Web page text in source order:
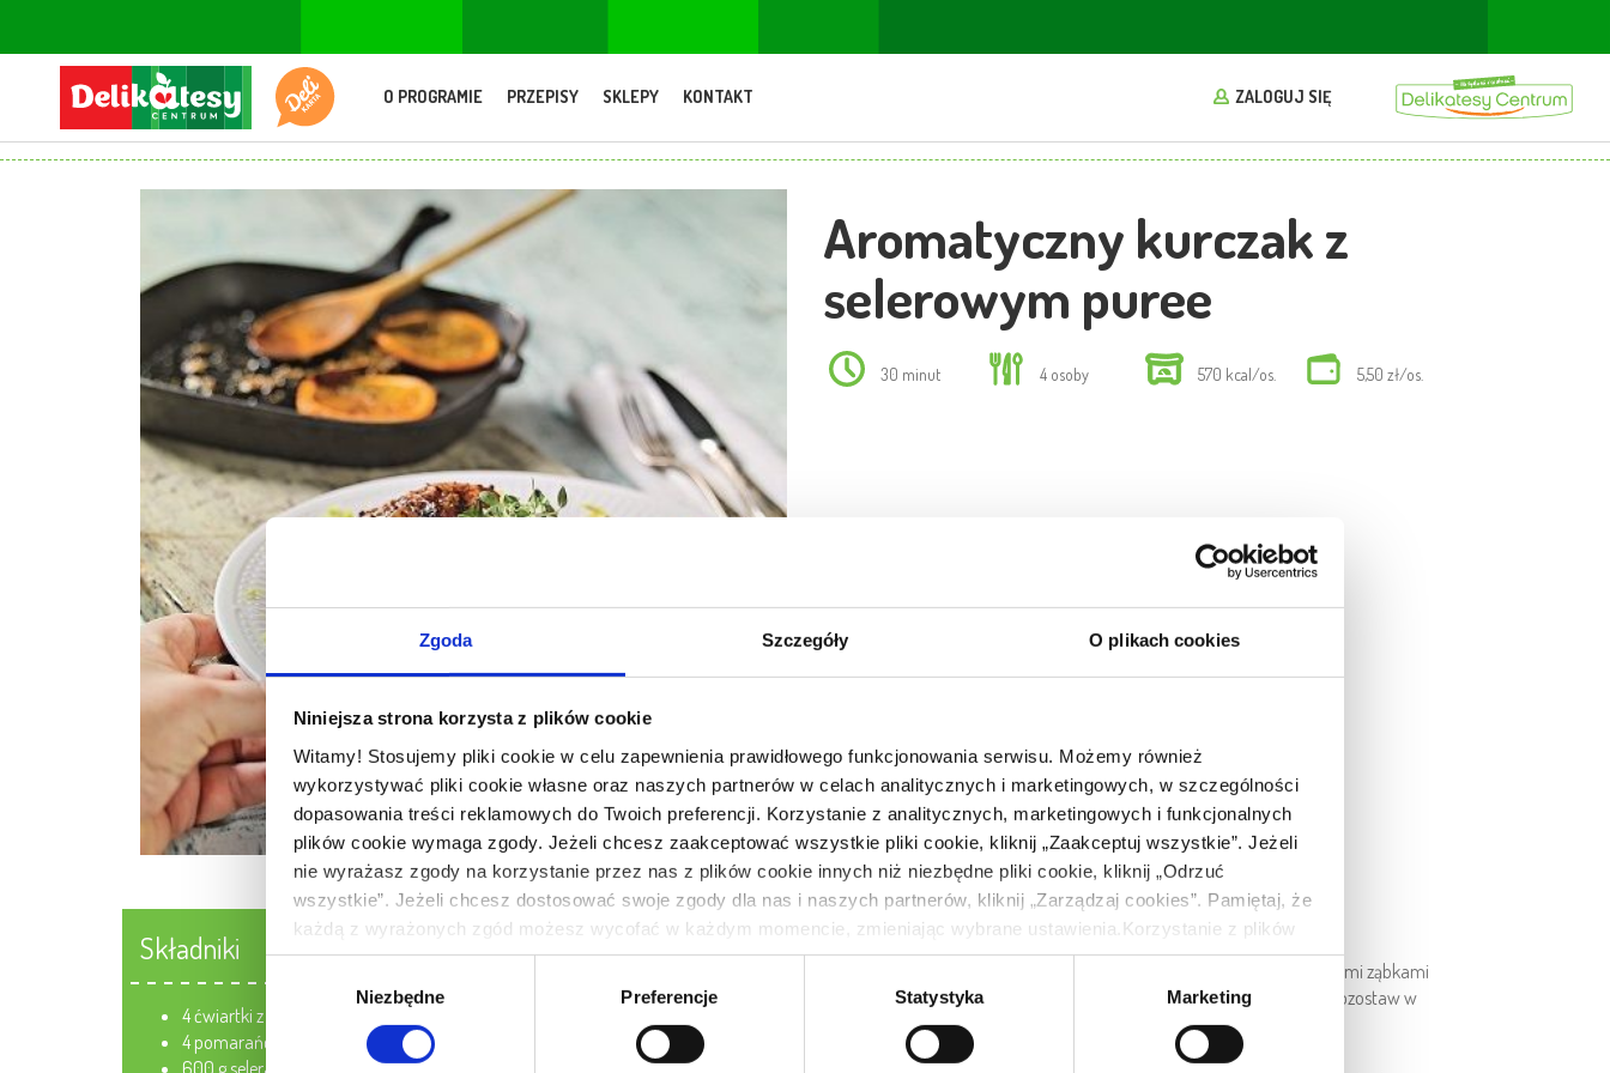
Zgoda Szczegóły O plikach cookies
Niniejsza strona korzysta z plików cookie
Witamy! Stosujemy pliki cookie w celu zapewnienia prawidłowego funkcjonowania serwisu. Możemy również
wykorzystywać pliki cookie własne oraz naszych partnerów w celach analitycznych i marketingowych, w szczególności
dopasowania treści reklamowych do Twoich preferencji. Korzystanie z analitycznych, marketingowych i funkcjonalnych
plików cookie wymaga zgody. Jeżeli chcesz zaakceptować wszystkie pliki cookie, kliknij „Zaakceptuj wszystkie”. Jeżeli
nie wyrażasz zgody na korzystanie przez nas z plików cookie innych niż niezbędne pliki cookie, kliknij „Odrzuć
wszystkie”. Jeżeli chcesz dostosować swoje zgody dla nas i naszych partnerów, kliknij „Zarządzaj cookies”. Pamiętaj, że
każdą z wyrażonych zgód możesz wycofać w każdym momencie, zmieniając wybrane ustawienia.Korzystanie z plików
cookie we wskazanych powyżej celach związane jest z przetwarzaniem Twoich danych osobowych. Administratorem
Twoich danych osobowych jest Eurocash Franczyza Sp. z o. o. z siedzibą w Komornikach (62-052) przy ul. Wiśniowej 11.
W pewnych przypadkach administratorami danych mogą być również nasi partnerzy. Więcej informacji o korzystaniu
przez nas i naszych partnerów z plików cookie oraz o przetwarzaniu Twoich danych osobowych, w tym o
Niezbędne Preferencje Statystyka Marketing
O PROGRAMIE PRZEPISY SKLEPY KONTAKT ZALOGUJ SIĘ
Aromatyczny kurczak z
selerowym puree
30 minut 4 osoby 570 kcal/os. 5,50 zł/os.
Składniki
4 ćwiartki z kurczaka
4 pomarańcze
600 g selera
Sposób przygotowania
Umyte i osuszone ćwiartki z kurczaka natrzyj solą, pieprzem i papryką, 6 wyciśniętymi ząbkami
czosnku, świeżym tymiankiem oraz sosem sojowym i skórką z jednej pomarańczy. Pozostaw w
marynacie na minimum pół godziny.